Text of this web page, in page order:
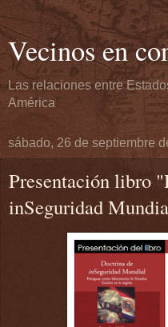
Vecinos en
Las relaciones entre
América
sábado, 26 de septiembre
Presentación libro
inSeguridad